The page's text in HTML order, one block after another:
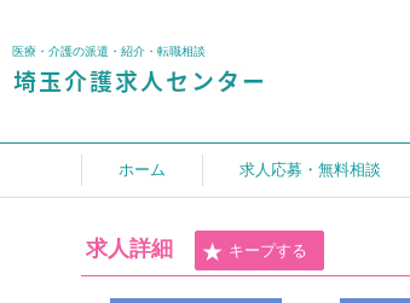
医療・介護の派遣・紹介・転職相談
ホーム 求人応募・無料相談
求人詳細 キープする